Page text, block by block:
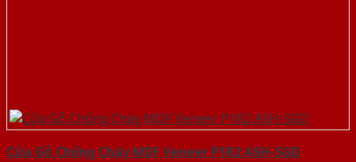
Cửa Gỗ Chống Cháy MDF Veneer P1R2 ASH-SGD